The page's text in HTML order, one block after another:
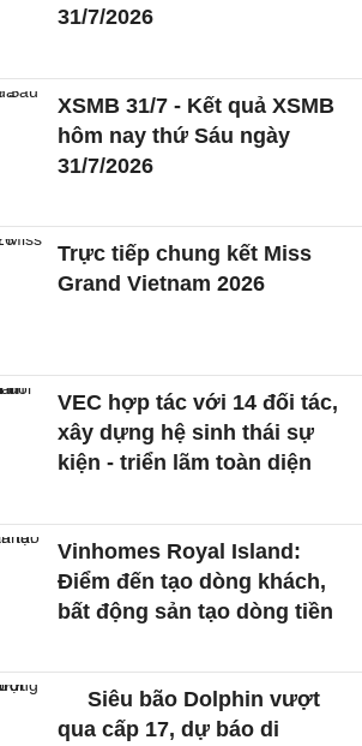
31/7/2026
XSMB 31/7 - Kết quả XSMB
hôm nay thứ Sáu ngày
31/7/2026
Trực tiếp chung kết Miss
Grand Vietnam 2026
VEC hợp tác với 14 đối tác,
xây dựng hệ sinh thái sự
kiện - triển lãm toàn diện
Vinhomes Royal Island:
Điểm đến tạo dòng khách,
bất động sản tạo dòng tiền
Siêu bão Dolphin vượt
qua cấp 17, dự báo di